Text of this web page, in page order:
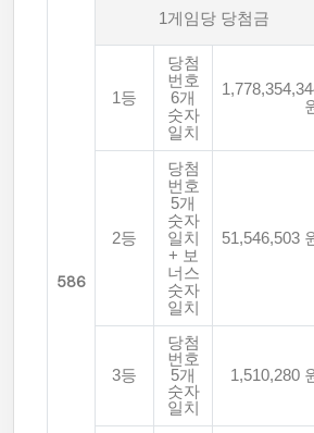
586
1게임당 당첨금
1등
당첨
번호
6개
숫자
일치
2등
당첨
번호
5개
숫자
일치
+ 보
너스
숫자
일치
51,546,503
3등
당첨
번호
5개
숫자
일치
1,510,280